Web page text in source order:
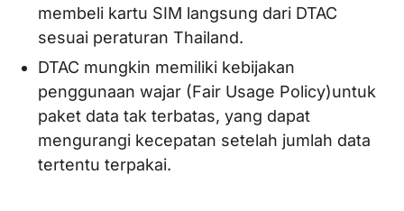
membeli kartu SIM langsung dari DTAC
sesuai peraturan Thailand.
DTAC mungkin memiliki kebijakan
penggunaan wajar (Fair Usage Policy)untuk
paket data tak terbatas, yang dapat
mengurangi kecepatan setelah jumlah data
tertentu terpakai.